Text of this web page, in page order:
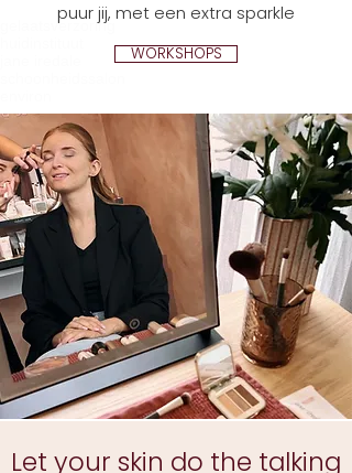
gelaatsverzoring
puur jij, met een extra sparkle
WORKSHOPS
Let your skin do the talking